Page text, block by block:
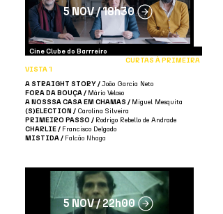
5 NOV / 18h30
Cine Clube do Barrreiro
CURTAS À PRIMEIRA
VISTA 1
A STRAIGHT STORY /João Garcia Neto
FORA DA BOUÇA / Mário Veloso
A NOSSSA CASA EM CHAMAS / Miguel Mesquita
(S)ELECTION / Carolina Silveira
PRIMEIRO PASSO / Rodrigo Rebello de Andrade
CHARLIE / Francisco Delgado
MISTIDA / Falcão Nhaga
5 NOV / 22h00